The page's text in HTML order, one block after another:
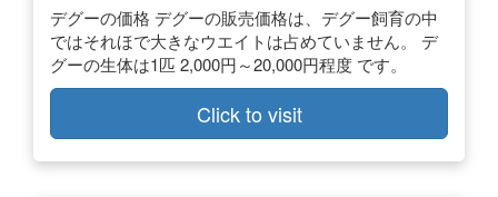
デグーの価格 デグーの販売価格は、デグー飼育の中
ではそれほで大きなウエイトは占めていません。 デ
グーの生体は1匹 2,000円～20,000円程度 です。
Click to visit